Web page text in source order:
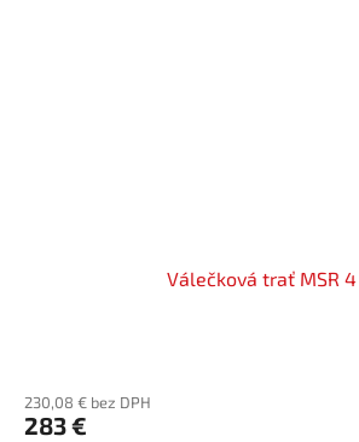
Válečková trať MSR 4
230,08 € bez DPH
283 €